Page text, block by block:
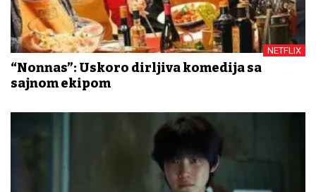
NETFLIX
“Nonnas”: Uskoro dirljiva komedija sa
sajnom ekipom